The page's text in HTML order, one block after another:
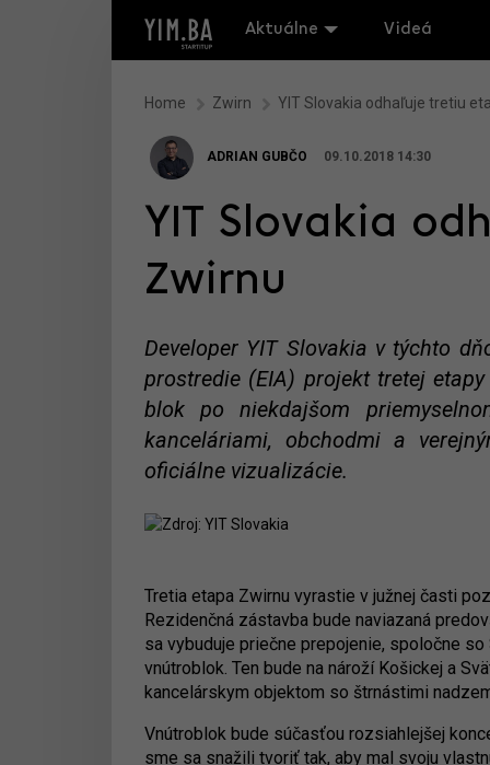
Aktuálne Videá
Home Zwirn YIT Slovakia odhaľuje tretiu
ADRIAN GUBČO 09.10.2018 14:30
YIT Slovakia
Zwirnu
Developer YIT Slovakia v týchto
prostredie (EIA) projekt tretej
blok po niekdajšom
kanceláriami, obchodmi a
oficiálne vizualizácie.
Tretia etapa Zwirnu vyrastie v južnej časti
Rezidenčná zástavba bude naviazaná
sa vybuduje priečne prepojenie, spoločne
vnútroblok. Ten bude na nároží Košickej a
kancelárskym objektom so štrnástimi
Vnútroblok bude súčasťou rozsiahlejšej
sme sa snažili tvoriť tak, aby mal svoju